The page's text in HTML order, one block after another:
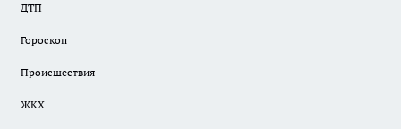
ДТП
Гороскоп
Происшествия
ЖКХ